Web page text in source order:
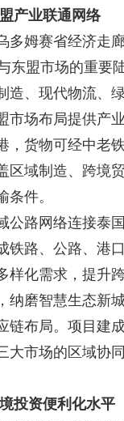
产业联通网络
姆赛省经济走
东盟市场的重要
造、现代物流、
市场布局提供产
货物可经中老
区域制造、跨境
件。
路网络连接泰
铁路、公路、港
样化需求，提升
磨智慧生态新
链布局。项目建
大市场的区域协
投资便利化水平